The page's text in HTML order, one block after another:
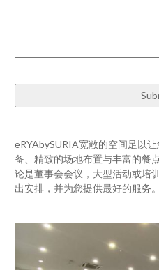
ēRYAbySURIA宽敞的空间足以
备、精致的场地布置与丰富的餐
论是董事会会议，大型活动或培
出安排，并为您提供最好的服务。